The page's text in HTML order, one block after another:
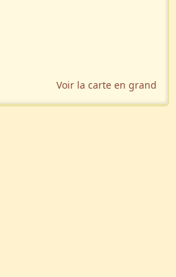
Voir la carte en grand